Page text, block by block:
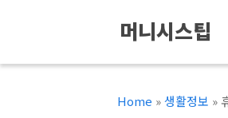
츠
머니시스팁
Home »생활정보 »